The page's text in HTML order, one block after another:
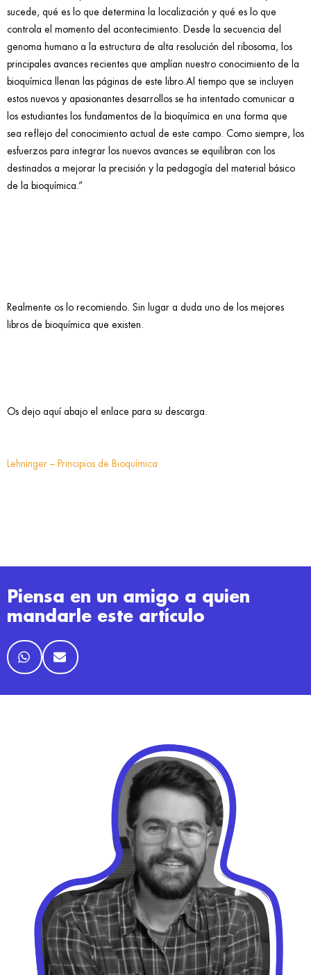
sucede, qué es lo que determina la localización y qué es lo que
controla el momento del acontecimiento. Desde la secuencia del
genoma humano a la estructura de alta resolución del ribosoma, los
principales avances recientes que amplían nuestro conocimiento de la
bioquímica llenan las páginas de este libro.Al tiempo que se incluyen
estos nuevos y apasionantes desarrollos se ha intentado comunicar a
los estudiantes los fundamentos de la bioquímica en una forma que
sea reflejo del conocimiento actual de este campo. Como siempre, los
esfuerzos para integrar los nuevos avances se equilibran con los
destinados a mejorar la precisión y la pedagogía del material básico
de la bioquímica.”
Realmente os lo recomiendo. Sin lugar a duda uno de los mejores
libros de bioquímica que existen.
Os dejo aquí abajo el enlace para su descarga.
Lehninger – Principios de Bioquímica
Piensa en un amigo a quien
mandarle este artículo